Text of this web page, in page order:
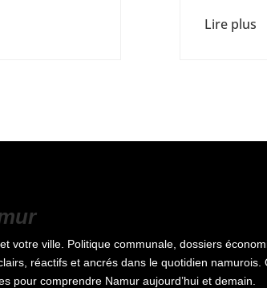
Lire plus
votre ville. Politique communale, dossiers
réactifs et ancrés dans le quotidien namurois.
pour comprendre Namur aujourd’hui et demain.